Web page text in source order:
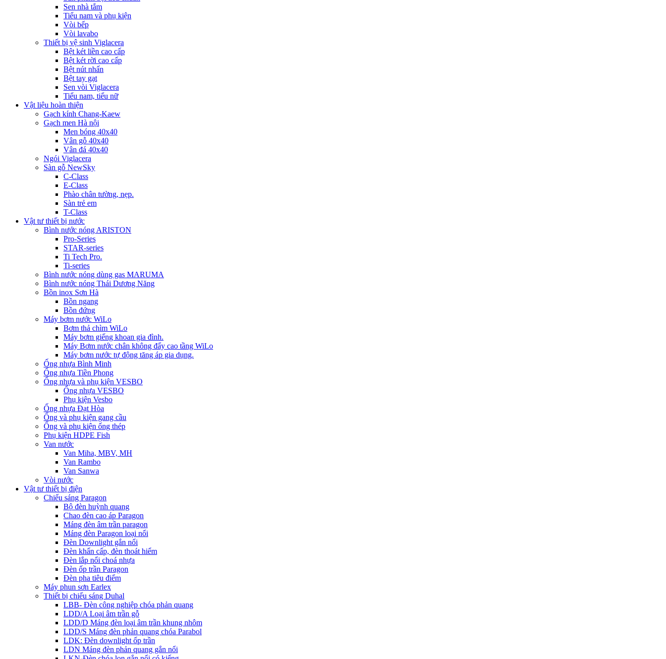
Sen nhà tắm
Tiểu nam và phụ kiện
Vòi bếp
Vòi lavabo
Thiết bị vệ sinh Viglacera
Bệt két liền cao cấp
Bệt két rời cao cấp
Bệt nút nhấn
Bệt tay gạt
Sen vòi Viglacera
Tiểu nam, tiểu nữ
Vật liệu hoàn thiện
Gạch kính Chang-Kaew
Gạch men Hà nội
Men bóng 40x40
Vân gỗ 40x40
Vân đá 40x40
Ngói Viglacera
Sàn gỗ NewSky
C-Class
E-Class
Phào chân tường, nẹp.
Sàn trẻ em
T-Class
Vật tư thiết bị nước
Bình nước nóng ARISTON
Pro-Series
STAR-series
Ti Tech Pro.
Ti-series
Bình nước nóng dùng gas MARUMA
Bình nước nóng Thái Dương Năng
Bồn inox Sơn Hà
Bồn ngang
Bồn đứng
Máy bơm nước WiLo
Bơm thả chìm WiLo
Máy bơm giếng khoan gia đình.
Máy Bơm nước chân không đẩy cao tầng WiLo
Máy bơm nước tự động tăng áp gia dụng.
Ống nhựa Bình Minh
Ống nhựa Tiền Phong
Ống nhựa và phụ kiện VESBO
Ống nhựa VESBO
Phụ kiện Vesbo
Ống nhựa Đạt Hòa
Ống và phụ kiện gang cầu
Ống và phụ kiện ống thép
Phụ kiện HDPE Fish
Van nước
Van Miha, MBV, MH
Van Rambo
Van Sanwa
Vòi nước
Vật tư thiết bị điện
Chiếu sáng Paragon
Bộ đèn huỳnh quang
Chao đèn cao áp Paragon
Máng đèn âm trần paragon
Máng đèn Paragon loại nổi
Đèn Downlight gắn nổi
Đèn khẩn cấp, đèn thoát hiểm
Đèn lắp nổi choá nhựa
Đèn ốp trần Paragon
Đèn pha tiêu điểm
Máy phun sơn Earlex
Thiết bị chiếu sáng Duhal
LBB- Đèn công nghiệp chóa phản quang
LDD/A Loại âm trần gỗ
LDD/D Máng đèn loại âm trần khung nhôm
LDD/S Máng đèn phản quang chóa Parabol
LDK: Đèn downlight ốp trần
LDN Máng đèn phản quang gắn nổi